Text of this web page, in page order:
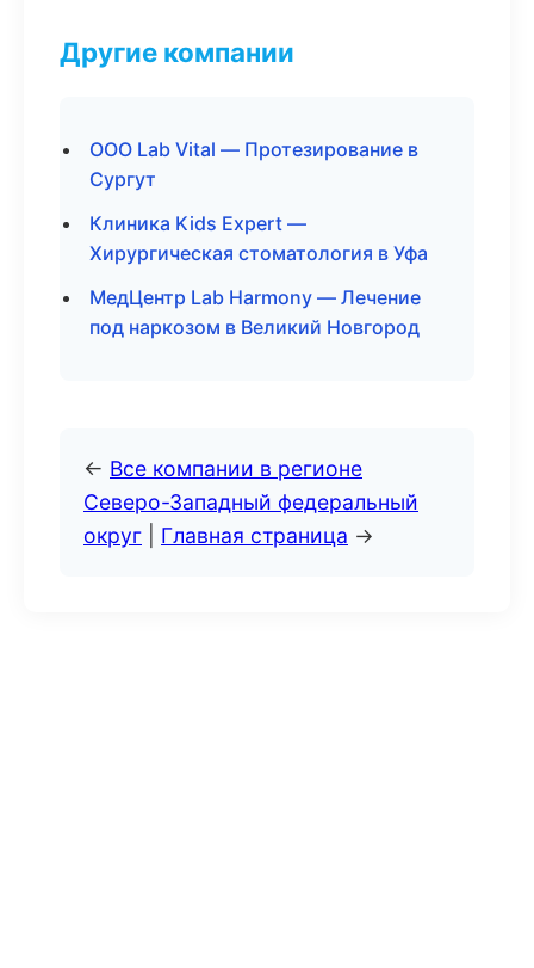
Другие компании
ООО Lab Vital — Протезирование в
Сургут
Клиника Kids Expert —
Хирургическая стоматология в Уфа
МедЦентр Lab Harmony — Лечение
под наркозом в Великий Новгород
← Все компании в регионе
Северо-Западный федеральный
округ
Главная страница →